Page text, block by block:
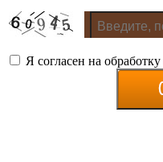
Я согласен на обработку